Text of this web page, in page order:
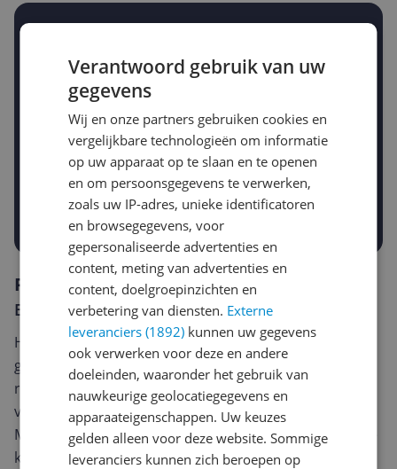
Jouw e-mailadres
Gewenste daling of bedrag
-10% -15%
Gewenste prijs
€
Prijsalert aanzetten
Reviews
Er zijn nog geen reviews geschreven
Heb jij dit product in bezit en wil je graag je mening
geven? Start dan hieronder met het schrijven van je
review. Afhankelijk van de details duurt het schrijven
van een review gemiddeld tussen de 3 en 10 minuten.
Met jouw mening help je andere bezoekers een betere
keuze te maken én maak je iedere maand kans op
Verantwoord gebruik van uw
gegevens
Wij en onze partners gebruiken cookies en
vergelijkbare technologieën om informatie
op uw apparaat op te slaan en te openen
en om persoonsgegevens te verwerken,
zoals uw IP-adres, unieke identificatoren
en browsegegevens, voor
gepersonaliseerde advertenties en
content, meting van advertenties en
content, doelgroepinzichten en
verbetering van diensten. Externe
leveranciers (1892) kunnen uw gegevens
ook verwerken voor deze en andere
doeleinden, waaronder het gebruik van
nauwkeurige geolocatiegegevens en
apparaateigenschappen. Uw keuzes
gelden alleen voor deze website. Sommige
leveranciers kunnen zich beroepen op